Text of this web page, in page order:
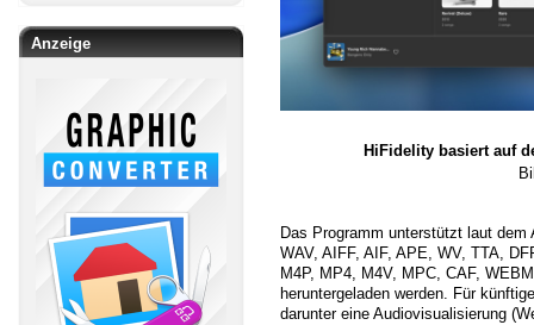
Anzeige
HiFidelity basiert auf
Das Programm unterstützt laut
WAV, AIFF, AIF, APE, WV, TTA,
M4P, MP4, M4V, MPC, CAF,
heruntergeladen werden. Für
darunter eine Audiovisualisierung